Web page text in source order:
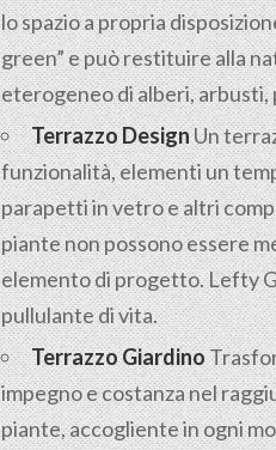
lo spazio a propria
green” e può restituire alla
eterogeneo di alberi,
Terrazzo DesignUn
funzionalità, elementi un
parapetti in vetro e altri
piante non possono essere
elemento di progetto. Lefty
pullulante di vita.
Terrazzo Giardino
impegno e costanza nel
piante, accogliente in ogni